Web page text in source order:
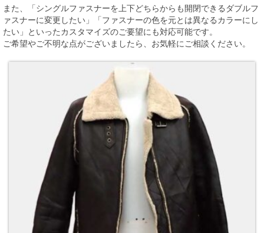
また、「シングルファスナーを上下どちらからも開閉できるダブルフ
ァスナーに変更したい」「ファスナーの色を元とは異なるカラーにし
たい」といったカスタマイズのご要望にも対応可能です。
ご希望やご不明な点がございましたら、お気軽にご相談ください。